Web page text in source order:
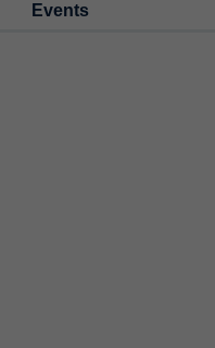
Events